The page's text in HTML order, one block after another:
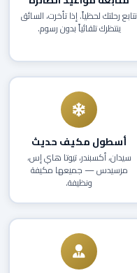
نتابع رحلتك لحظياً. إذا تأخرت، السائق
ينتظرك تلقائياً بدون رسوم.
أسطول مكيف حديث
سيدان، أكسبندر، تيوتا هاي إس،
مرسيدس — جميعها مكيفة
ونظيفة.